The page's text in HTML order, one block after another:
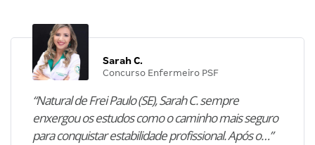
Sarah C.
Concurso Enfermeiro PSF
“Natural de Frei Paulo (SE), Sarah C. sempre
enxergou os estudos como o caminho mais seguro
para conquistar estabilidade profissional. Após o…”